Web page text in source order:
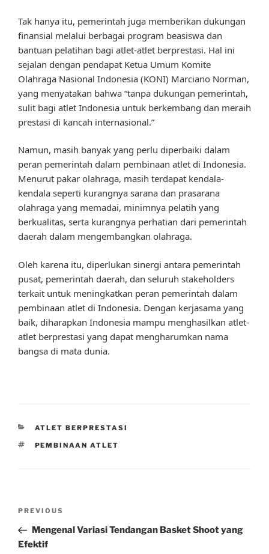
Tak hanya itu, pemerintah juga memberikan dukungan
finansial melalui berbagai program beasiswa dan
bantuan pelatihan bagi atlet-atlet berprestasi. Hal ini
sejalan dengan pendapat Ketua Umum Komite
Olahraga Nasional Indonesia (KONI) Marciano Norman,
yang menyatakan bahwa “tanpa dukungan pemerintah,
sulit bagi atlet Indonesia untuk berkembang dan meraih
prestasi di kancah internasional.”
Namun, masih banyak yang perlu diperbaiki dalam
peran pemerintah dalam pembinaan atlet di Indonesia.
Menurut pakar olahraga, masih terdapat kendala-
kendala seperti kurangnya sarana dan prasarana
olahraga yang memadai, minimnya pelatih yang
berkualitas, serta kurangnya perhatian dari pemerintah
daerah dalam mengembangkan olahraga.
Oleh karena itu, diperlukan sinergi antara pemerintah
pusat, pemerintah daerah, dan seluruh stakeholders
terkait untuk meningkatkan peran pemerintah dalam
pembinaan atlet di Indonesia. Dengan kerjasama yang
baik, diharapkan Indonesia mampu menghasilkan atlet-
atlet berprestasi yang dapat mengharumkan nama
bangsa di mata dunia.
CATEGORIES
ATLET BERPRESTASI
TAGS
PEMBINAAN ATLET
Previous
Post
PREVIOUS
Mengenal Variasi Tendangan Basket Shoot yang
Efektif